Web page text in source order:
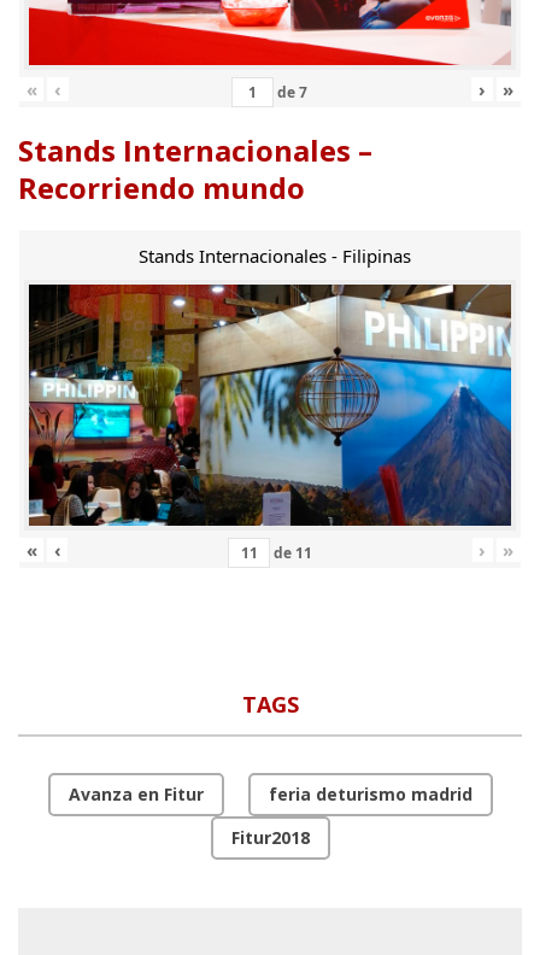
« ‹ de7 › »
Stands Internacionales –
Recorriendo mundo
Stands Internacionales - Filipinas
« ‹ de 11 › »
TAGS
Avanza en Fitur
feria deturismo madrid
Fitur2018